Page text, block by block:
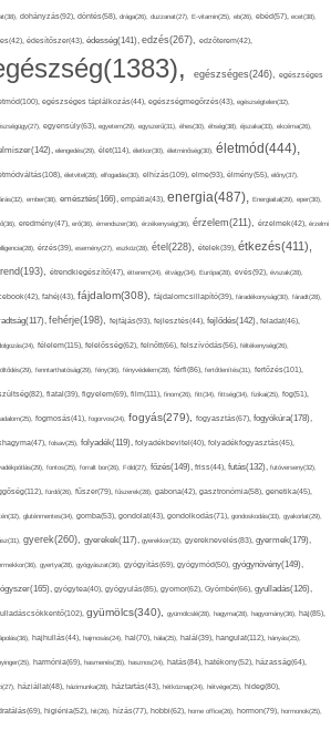
dohányzás(92), döntés(58), drága(26), duzzanat(27), E-vitamin(25), eb(26), ebéd(57), ecet(38),
édesítőszer(43), édesség(141), edzés(267), edzőterem(42),
egészséges(246), egészséges
egészséges táplálkozás(44), egészségmegőrzés(43), egészségtelen(32),
egyensúly(63), egyetem(29), egyszerű(31), éhes(30), éhség(38), éjszaka(33), ekcéma(26),
elengedés(29), élet(114), életkor(30), életminőség(30), életmód(444),
életvitel(28), elfogadás(30), elhízás(109), elme(93), élmény(55), előny(37),
ember(38), emésztés(166), empátia(43), energia(487), Energiaital(29), eper(30),
eredmény(47), erő(36), érrendszer(36), érzékenység(36), érzelem(211), érzelmek(42), érzelmi
érzés(39), esemény(27), eszköz(28), étel(228), ételek(39), étkezés(411),
étrendkiegészítő(47), étterem(24), étvágy(34), Európa(28), evés(92), évszak(28),
fahéj(43), fájdalom(308), fájdalomcsillapító(39), fáradékonyság(30), fáradt(28),
fehérje(198), fejfájás(93), fejlesztés(44), fejlődés(142), feladat(46),
félelem(115), felelősség(62), felnőtt(66), felszívódás(56), féltékenység(26),
fenntarthatóság(29), fény(36), fényvédelem(28), férfi(86), fertőtlenítés(31), fertőzés(101),
fiatal(39), figyelem(69), film(111), finom(26), fitt(34), fittség(34), fizikai(25), fog(51),
fogmosás(41), fogorvos(24), fogyás(279), fogyasztás(67), fogyókúra(178),
folsav(25), folyadék(119), folyadékbevitel(40), folyadékfogyasztás(45),
fontos(25), forralt bor(26), Föld(27), főzés(149), friss(44), futás(132), futóverseny(32),
fürdő(26), fűszer(79), fűszerek(28), gabona(42), gasztronómia(58), genetika(45),
gluténmentes(34), gomba(53), gondolat(43), gondolkodás(71), gondoskodás(33), gyakorlat(29),
gyerek(260), gyerekek(117), gyerekkor(32), gyereknevelés(83), gyermek(179),
gyertya(28), gyógyászat(36), gyógyítás(69), gyógymód(50), gyógynövény(149),
gyógytea(40), gyógyulás(85), gyomor(62), Gyömbér(66), gyulladás(126),
gyümölcs(340), gyümölcslé(28), hagyma(28), hagyomány(36), haj(85),
hajhullás(44), hajmosás(24), hal(70), hála(25), halál(39), hangulat(112), hányás(25),
harmónia(69), hasmenés(35), hasznos(24), hatás(84), hatékony(52), házasság(64),
háziállat(48), házimunka(28), háztartás(43), hétköznap(24), hétvége(25), hideg(80),
higiénia(52), hit(26), hízás(77), hobbi(62), home office(26), hormon(79), hormonok(25),